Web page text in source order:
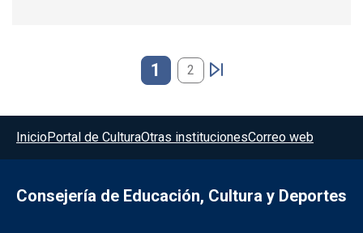
1 2
Menú del pie
InicioPortal de CulturaOtras institucionesCorreo web
Consejería de Educación, Cultura y Deportes